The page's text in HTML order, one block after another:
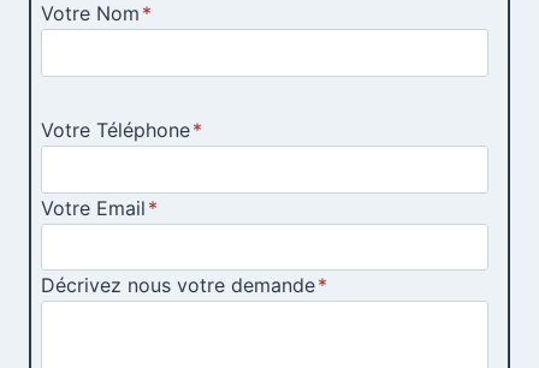
Votre Nom *
Votre Téléphone*
Votre Email *
Décrivez nous votre demande*